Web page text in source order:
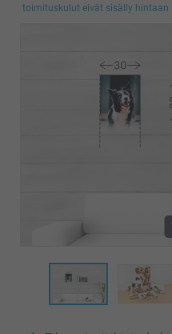
toimituskulut eivät sisälly hintaan